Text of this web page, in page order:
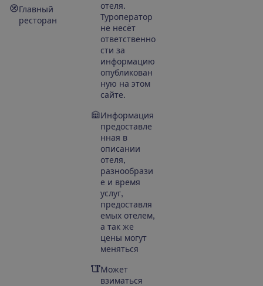
Главный
ресторан
отеля.
Туроператор
не несёт
ответственно
сти за
информацию
опубликован
ную на этом
сайте.
Информация
предоставле
нная в
описании
отеля,
разнообрази
е и время
услуг,
предоставля
емых отелем,
а так же
цены могут
меняться
Может
взиматься